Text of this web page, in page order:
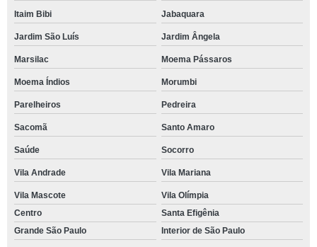
Itaim Bibi Jabaquara
Jardim São Luís Jardim Ângela
Marsilac Moema Pássaros
Moema Índios Morumbi
Parelheiros Pedreira
Sacomã Santo Amaro
Saúde Socorro
Vila Andrade Vila Mariana
Vila Mascote
Vila Olímpia
Centro
Santa Efigênia
Grande São Paulo
Interior de São Paulo